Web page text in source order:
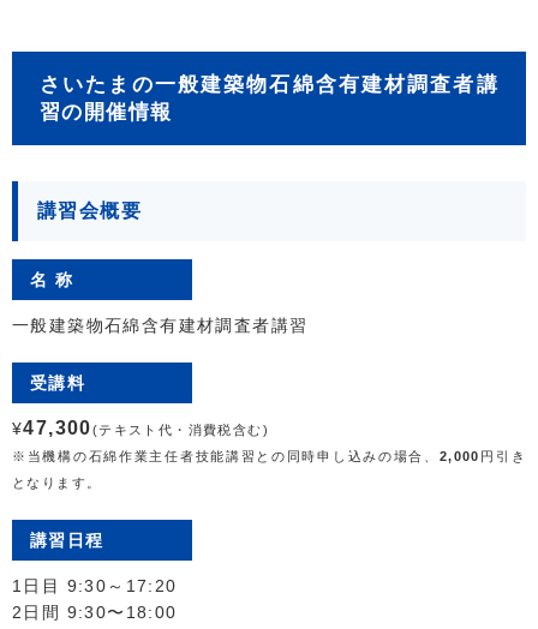
さいたまの一般建築物石綿含有建材調査者講
習の開催情報
講習会概要
名 称
一般建築物石綿含有建材調査者講習
受講料
¥47,300(テキスト代・消費税含む)
※当機構の石綿作業主任者技能講習との同時申し込みの場合、 2,000 円引き
となります。
講習日程
1日目 9:30～17:20
2日間 9:30〜18:00